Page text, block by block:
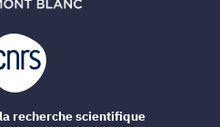
recherche scientifique